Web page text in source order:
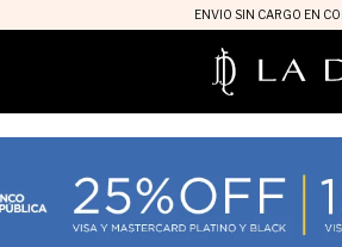
ENVIO SIN CARGO EN